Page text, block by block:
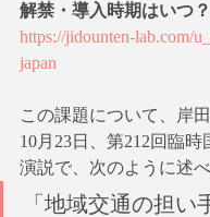
解禁・導入時期はいつ？
https://jidounten-lab.com/
japan
この課題について、岸
10月23日、第212回臨時
演説で、次のように述べ
「地域交通の担い